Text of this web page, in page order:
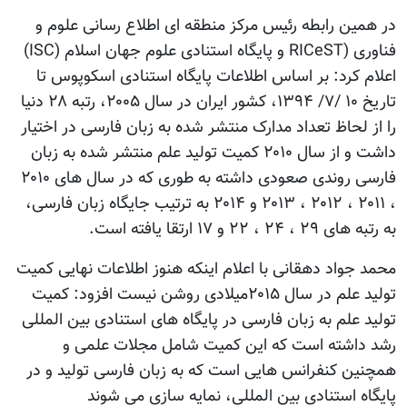
در همین رابطه رئیس مرکز منطقه ای اطلاع رسانی علوم و
فناوری (RICeST و پایگاه استنادی علوم جهان اسلام (ISC)
اعلام کرد: بر اساس اطلاعات پایگاه استنادی اسکوپوس تا
تاریخ ۱۰ /۷/ ۱۳۹۴، کشور ایران در سال ۲۰۰۵، رتبه ۲۸ دنیا
را از لحاظ تعداد مدارک منتشر شده به زبان فارسی در اختیار
داشت و از سال ۲۰۱۰ کمیت تولید علم منتشر شده به زبان
فارسی روندی صعودی داشته به طوری که در سال های ۲۰۱۰
، ۲۰۱۱ ، ۲۰۱۲ ، ۲۰۱۳ و ۲۰۱۴ به ترتیب جایگاه زبان فارسی،
به رتبه های ۲۹ ، ۲۴ ، ۲۲ و ۱۷ ارتقا یافته است.
محمد جواد دهقانی با اعلام اینکه هنوز اطلاعات نهایی کمیت
تولید علم در سال ۲۰۱۵میلادی روشن نیست افزود: کمیت
تولید علم به زبان فارسی در پایگاه های استنادی بین المللی
رشد داشته است که این کمیت شامل مجلات علمی و
همچنین کنفرانس هايی است که به زبان فارسی تولید و در
پایگاه استنادی بین المللی، نمایه سازی می شوند